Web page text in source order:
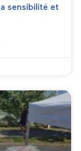
sensibilité et